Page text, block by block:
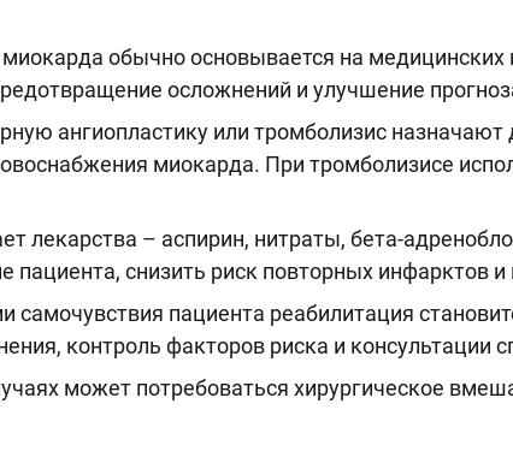
обычно основывается на
осложнений и улучшение
ангиопластику или тромболизис
миокарда. При тромболизисе
лекарства – аспирин, нитраты, бета-
пациента, снизить риск повторных инфарктов
самочувствия пациента реабилитация
контроль факторов риска и консультации
может потребоваться хирургическое